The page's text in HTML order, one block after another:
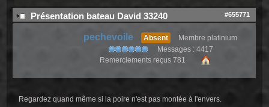
Présentation bateau David 33240 #655771
pechevoile Absent
Membre platinium
Messages : 4417
Remerciements reçus 781
Regardez quand même si la poire n'est pas montée à l'envers.